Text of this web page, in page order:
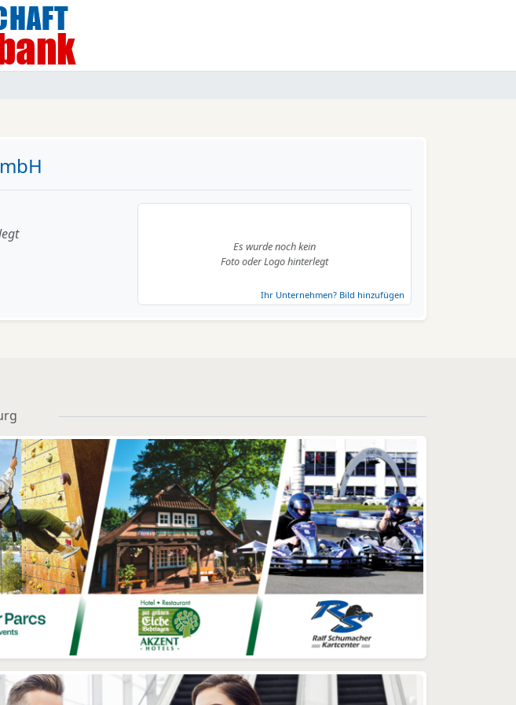
Es wurde noch kein
Foto oder Logo hinterlegt
Ihr Unternehmen? Bild hinzufügen